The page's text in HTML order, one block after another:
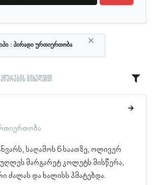
×
პირადი ურთიერთობა
მიხედვით
საღამოს 6 საათზე, ოლივერ
მარგარეტ კოლეტს მისწერა,
ძალას და ხალისს ჰმატებდა.